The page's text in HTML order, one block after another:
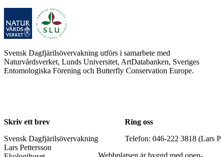
Svensk Dagfjärilsövervakning utförs i samarbete med
Naturvårdsverket, Lunds Universitet, ArtDatabanken, Sveriges
Entomologiska Förening och Butterfly Conservation Europe.
Skriv ett brev
Svensk Dagfjärilsövervakning
Lars Pettersson
Ring oss
Telefon: 046-222 3818 (Lars
Webbplatsen är byggd med open-